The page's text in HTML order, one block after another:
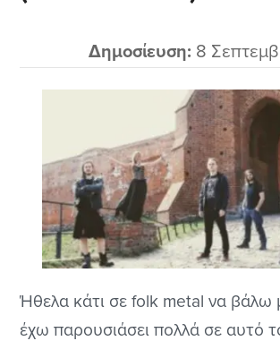
Δημοσίευση: 8
Ήθελα κάτι σε folk metal να βάλω
έχω παρουσιάσει πολλά σε αυτό